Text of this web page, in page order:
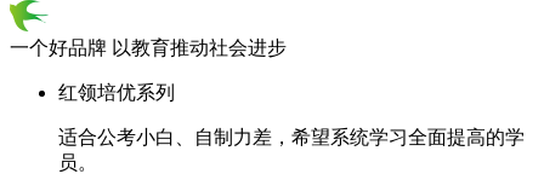
一个好品牌 以教育推动社会进步
红领培优系列
适合公考小白、自制力差，希望系统学习全面提高的学
员。